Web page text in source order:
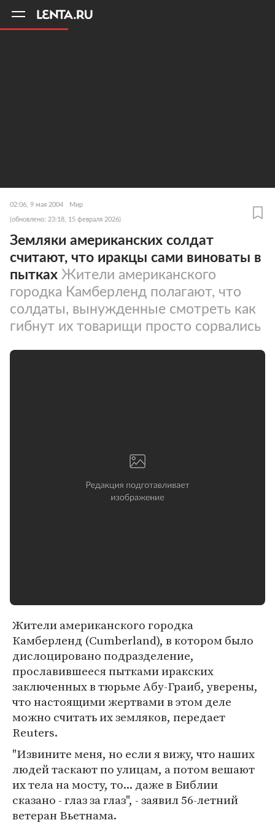
02:06, 9 мая 2004 Мир
(обновлено: 23:18, 15 февраля 2026)
Земляки американских солдат
считают, что иракцы сами виноваты в
пытках Жители американского
городка Камберленд полагают, что
солдаты, вынужденные смотреть как
гибнут их товарищи просто сорвались
Жители американского городка
Камберленд (Cumberland), в котором было
дислоцировано подразделение,
прославившееся пытками иракских
заключенных в тюрьме Абу-Граиб, уверены,
что настоящими жертвами в этом деле
можно считать их земляков, передает
Reuters.
"Извините меня, но если я вижу, что наших
людей таскают по улицам, а потом вешают
их тела на мосту, то... даже в Библии
сказано - глаз за глаз", - заявил 56-летний
ветеран Вьетнама.